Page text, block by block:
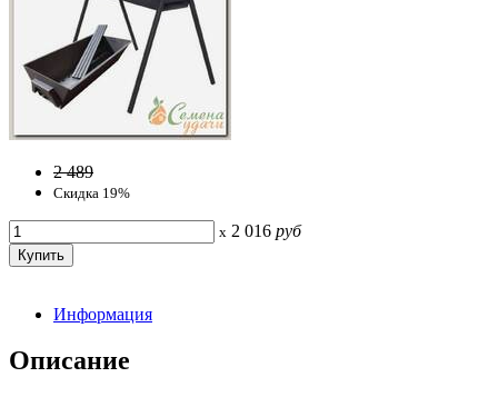
2 489
Скидка 19%
x 2 016 руб
Информация
Описание